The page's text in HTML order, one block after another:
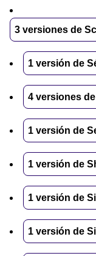
3 versiones de
1 versión de
4 versiones
1 versión de
1 versión de
1 versión de
1 versión de